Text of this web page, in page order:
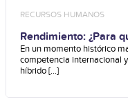
RECURSOS HUMANOS
Rendimiento: ¿Para
En un momento histórico
competencia internacional
híbrido [...]